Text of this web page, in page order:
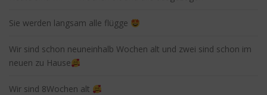
Sie werden langsam alle flügge
Wir sind schon neuneinhalb Wochen alt und zwei sind schon im
neuen zu Hause
Wir sind 8Wochen alt